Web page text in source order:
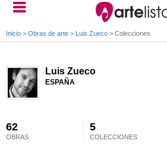
Inicio > Obras de arte > Luis Zueco > Colecciones
Luis Zueco
ESPAÑA
62
OBRAS
5
COLECCIONES